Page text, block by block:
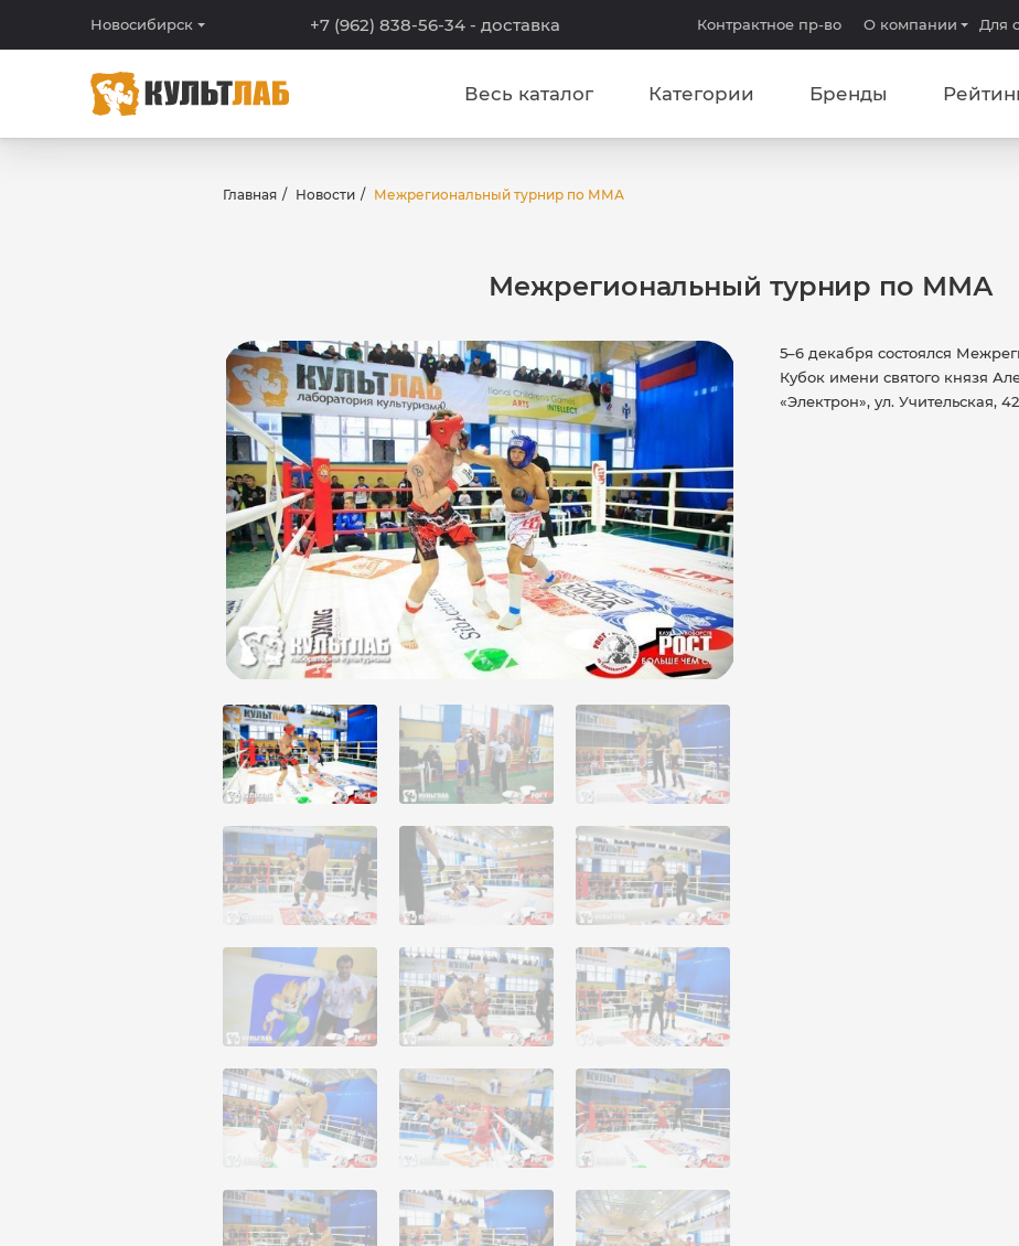
Новосибирск +7 (962) 838-56-34 - доставка Контрактное пр-во О компании Для
Весь каталог Категории Бренды
Главная Новости Межрегиональный турнир по ММА
Межрегиональный турнир по ММА
5–6 декабря состоялся
Кубок имени святого князя
«Электрон», ул. Учительская,